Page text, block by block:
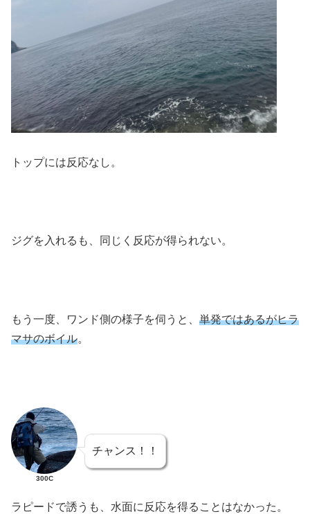
トップには反応なし。
ジグを入れるも、同じく反応が得られない。
もう一度、ワンド側の様子を伺うと、 単発ではあるがヒラ
マサのボイル。
300C
チャンス！！
ラピードで誘うも、水面に反応を得ることはなかった。